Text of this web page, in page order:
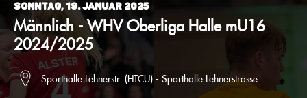
Sonntag, 19. Januar 2025
Männlich - WHV Oberliga Halle mU16
2024/2025
Sporthalle Lehnerstr. (HTCU) - Sporthalle Lehnerstrasse